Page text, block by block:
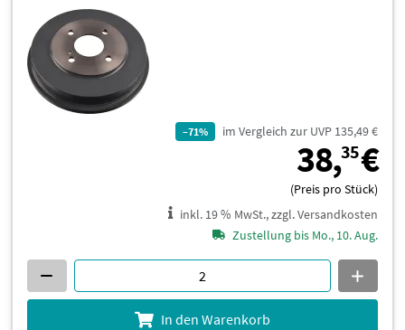
–71% im Vergleich zur UVP 135,49 €
38,35€
(Preis pro Stück)
inkl. 19 % MwSt., zzgl. Versandkosten
Zustellung bis Mo., 10. Aug.
In den Warenkorb